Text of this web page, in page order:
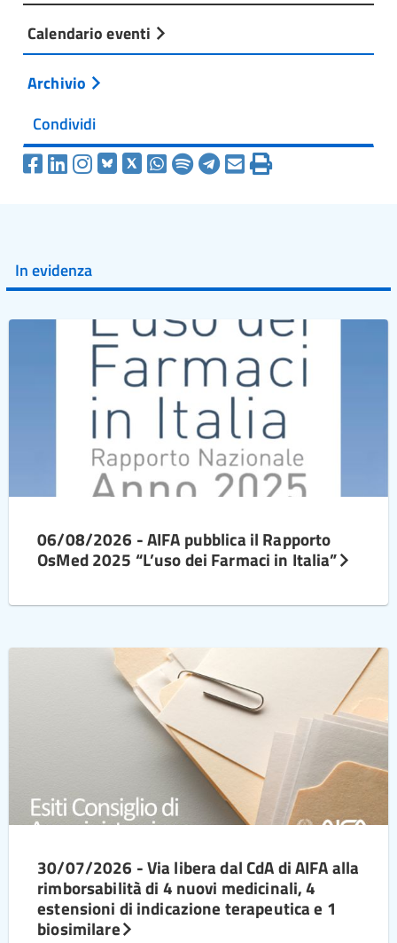
Calendario eventi
Archivio
Condividi
In evidenza
06/08/2026 - AIFA pubblica il Rapporto
OsMed 2025 “L’uso dei Farmaci in Italia”
30/07/2026 - Via libera dal CdA di AIFA alla
rimborsabilità di 4 nuovi medicinali, 4
estensioni di indicazione terapeutica e 1
biosimilare